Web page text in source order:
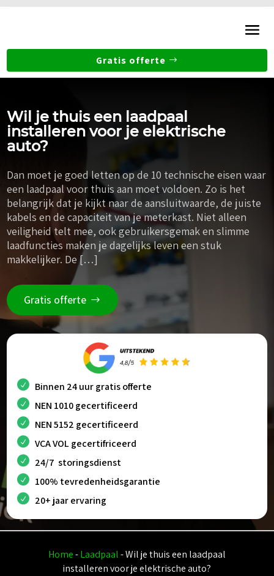
Gratis offerte
Wil je thuis een laadpaal
installeren voor je elektrische
auto?
Dan moet je goed letten op de 10 technische eisen waar
een laadpaal voor thuis aan moet voldoen. Zo is het
belangrijk dat je kijkt naar de aansluitwaarde, de juiste
kabels en de capaciteit van je meterkast. Niet alleen
veiligheid telt mee, ook gebruikersgemak en slimme
laadfuncties maken je dagelijks leven een stuk
makkelijker. De […]
Gratis offerte
Binnen 24 uur gratis offerte
NEN 1010 gecertificeerd
NEN 5152 gecertificeerd
VCA VOL gecertifriceerd
24/7 storingsdienst
100% tevredenheidsgarantie
20+ jaar ervaring
Home-Laadpaal-Wil je thuis een laadpaal
installeren voor je elektrische auto?